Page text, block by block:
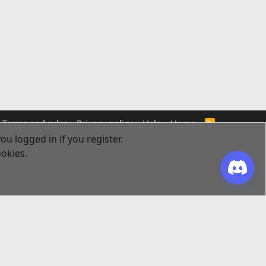
Terms and rules Privacy policy Help Home
R
logged in if you register.